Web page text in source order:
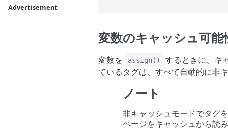
Advertisement
変数のキャッシュ可能
変数を assign()
するときに、キ
ているタグは、すべて自動的に非
ノート
非キャッシュモードでタグ
ページをキャッシュから読